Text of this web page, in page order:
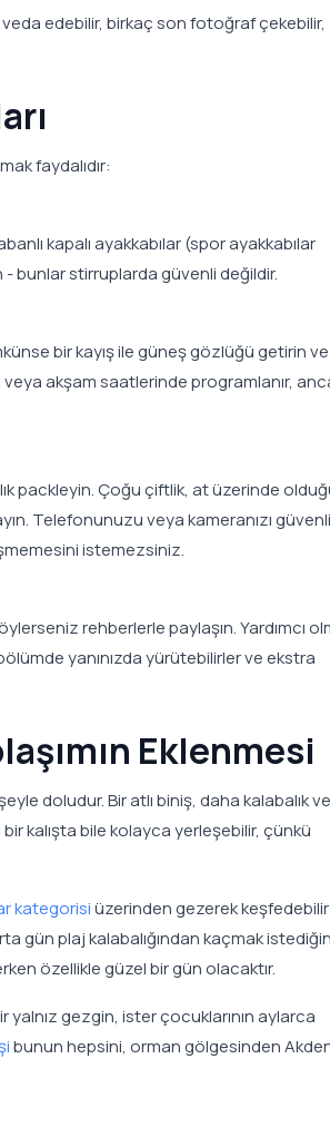
edebilir, birkaç son fotoğraf çekebilir,
faydalıdır:
kapalı ayakkabılar (spor ayakkabılar
- bunlar stirruplarda güvenli değildir.
bir kayış ile güneş gözlüğü getirin
akşam saatlerinde programlanır,
packleyin. Çoğu çiftlik, at üzerinde
Telefonunuzu veya kameranızı
istemezsiniz.
rehberlerle paylaşın. Yardımcı
yanınızda yürütebilirler ve ekstra
Eklenmesi
doludur. Bir atlı biniş, daha kalabalık ve
bir kalışta bile kolayca yerleşebilir, çünkü
kategorisiüzerinden gezerek keşfedebilir
gün plaj kalabalığından kaçmak
özellikle güzel bir gün olacaktır.
gezgin, ister çocuklarının aylarca
bunun hepsini, orman gölgesinden